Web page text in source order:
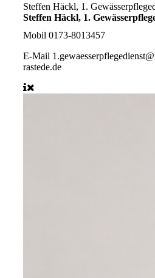
Steffen Häckl, 1.
Steffen Häckl, 1.
Mobil 0173-8013457
E-Mail
rastede.de